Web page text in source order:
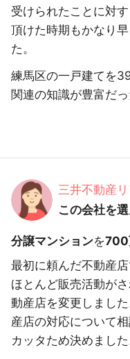
受けられたことに対
頂けた時期もかなり
た。
練馬区の一戸建てを
関連の知識が豊富だ
三井不動産
この会社を
分譲マンションを700
最初に頼んだ不動産
ほとんど販売活動が
動産店を変更しまし
産店の対応について
カッタため決めました